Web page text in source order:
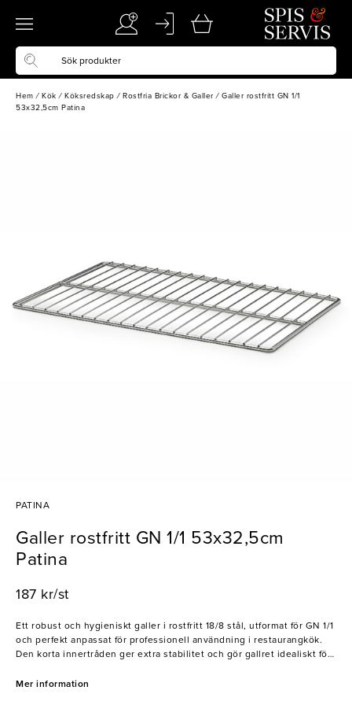
Hem / Kök / Köksredskap / Rostfria Brickor & Galler / Galler rostfritt GN 1/1
53x32,5cm Patina
PATINA
Galler rostfritt GN 1/1 53x32,5cm
Patina
187 kr/st
Ett robust och hygieniskt galler i rostfritt 18/8 stål, utformat för GN 1/1
och perfekt anpassat för professionell användning i restaurangkök.
Den korta innertråden ger extra stabilitet och gör gallret idealiskt för
Mer information